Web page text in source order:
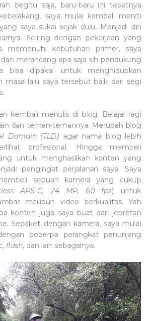
begitu saja, baru-baru ini tepatnya
saya mulai kembali meniti
saya sukai sejak dulu. Menjadi diri
Seiring dengan pekerjaan yang
memenuhi kebutuhan primer, saya
merancang apa saja sih pendukung
bisa dipakai untuk menghidupkan
masa lalu saya tersebut baik dari segi
s.
kembali menulis di blog. Belajar lagi
dan teman-temannya. Merubah blog
Domain (TLD) agar nama blog lebih
profesional. Hingga membeli
untuk menghasilkan konten yang
pengingat perjalanan saya. Saya
sebuah kamera yang cukup
APS-C, 24 MP, 60 fps) untuk
maupun video berkualitas. Yah
konten juga saya buat dari jepretan
Sepaket dengan kamera, saya mulai
beberpa perangkat penunjang
, flash, dan lain sebagainya.